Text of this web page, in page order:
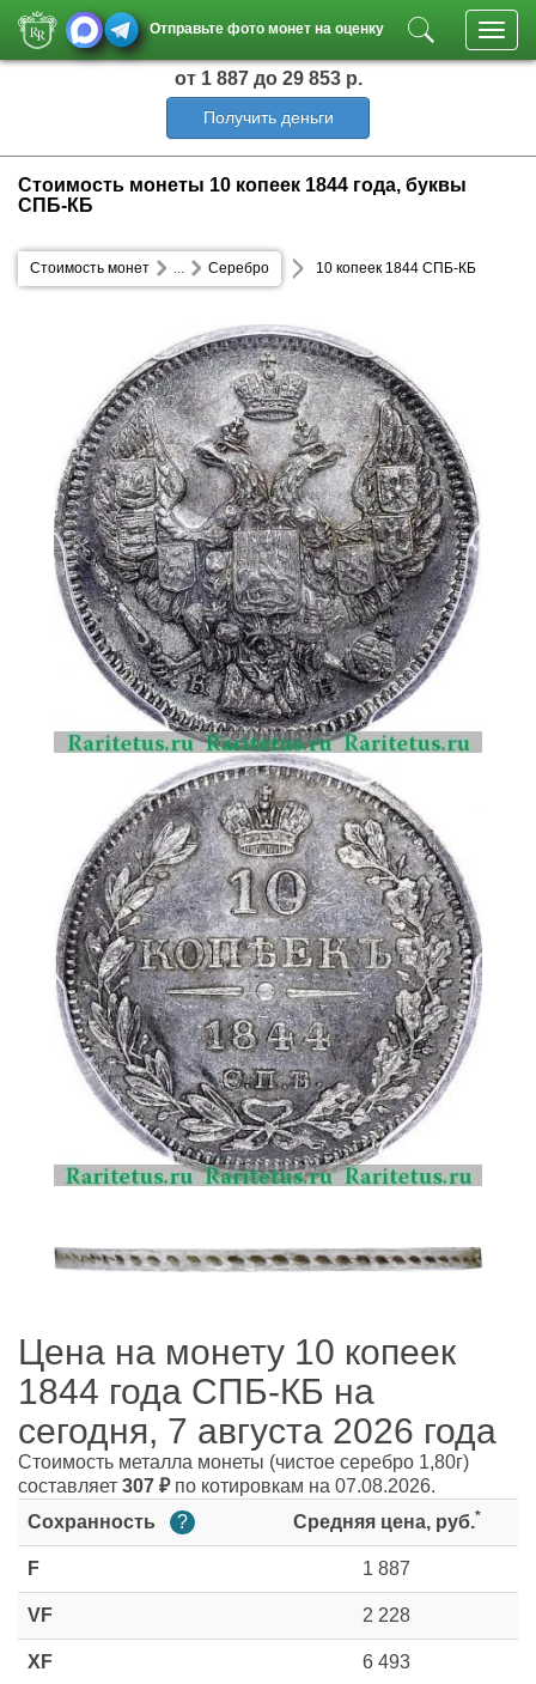
Отправьте фото монет на оценку
от 1 887 до 29 853 р.
Получить деньги
Стоимость монеты 10 копеек 1844 года, буквы
СПБ-КБ
Стоимость монет Серебро
... 10 копеек 1844 СПБ-КБ
Цена на монету 10 копеек
1844 года СПБ-КБ на
сегодня, 7 августа 2026 года
Стоимость металла монеты (чистое серебро 1,80г)
составляет 307 ₽по котировкам на 07.08.2026.
Сохранность
? Средняя цена, руб.*
F 1 887
VF 2 228
XF 6 493